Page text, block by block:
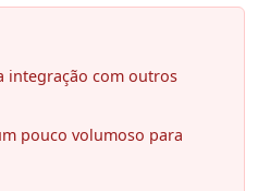
integração com outros
pouco volumoso para